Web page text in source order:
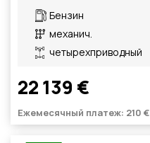
Бензин
механич.
четырехприводный
22 139 €
Ежемесячный платеж: 210 €